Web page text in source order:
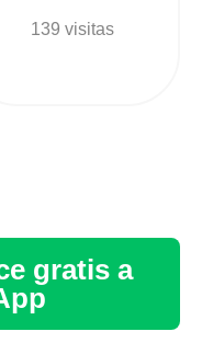
139 visitas
gratis a